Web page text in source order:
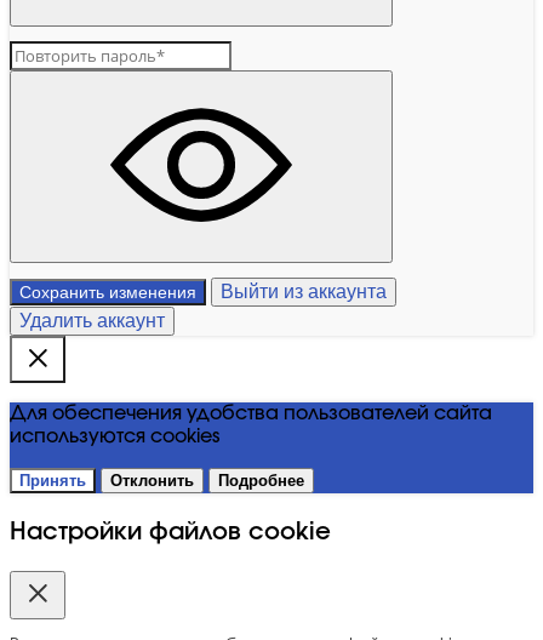
Сохранить изменения
Выйти из аккаунта
Удалить аккаунт
Для обеспечения удобства пользователей сайта
используются cookies
Принять Отклонить Подробнее
Настройки файлов cookie